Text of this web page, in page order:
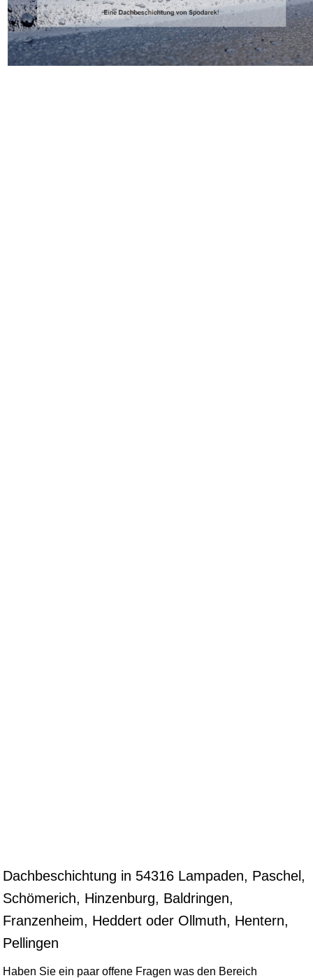
Dachbeschichtung in 54316 Lampaden, Paschel,
Schömerich, Hinzenburg, Baldringen,
Franzenheim, Heddert oder Ollmuth, Hentern,
Pellingen
Haben Sie ein paar offene Fragen was den Bereich